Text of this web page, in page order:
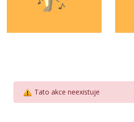
Tato akce neexistuje